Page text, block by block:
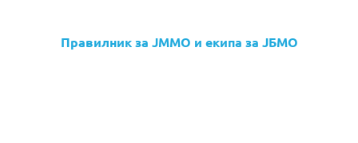
Правилник за ЈММО и екипа за ЈБМО